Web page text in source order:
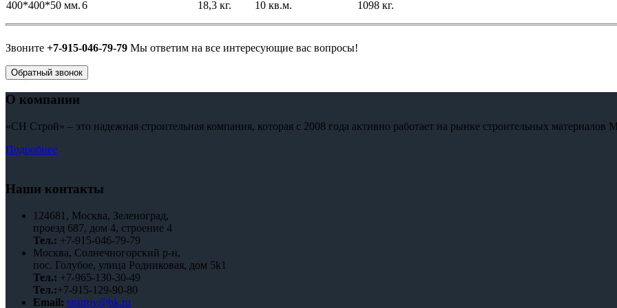
400*400*50 мм.6 18,3 кг. 10 кв.м. 1098 кг.
Звоните +7-915-046-79-79 Мы ответим на все интересующие вас вопросы!
Обратный звонок
О компании
«СН Строй» – это надежная строительная компания, которая с 2008 года активно работает на рынке строительных материалов
Подробнее
Наши контакты
124681, Москва, Зеленоград,
проезд 687, дом 4, строение 4
Тел.: +7-915-046-79-79
Москва, Солнечногорский р-н,
пос. Голубое, улица Родниковая, дом 5k1
Тел.: +7-965-130-30-49
Тел.:+7-915-129-90-80
Email: snstroy@bk.ru